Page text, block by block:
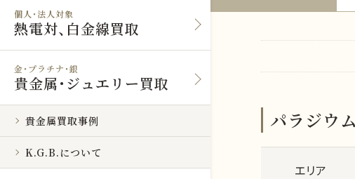
個人・法人対象
熱電対、白金線買取
金・プラチナ・銀
貴金属・ジュエリー買取
貴金属買取事例
K.G.B.について
パラジウ
エリア